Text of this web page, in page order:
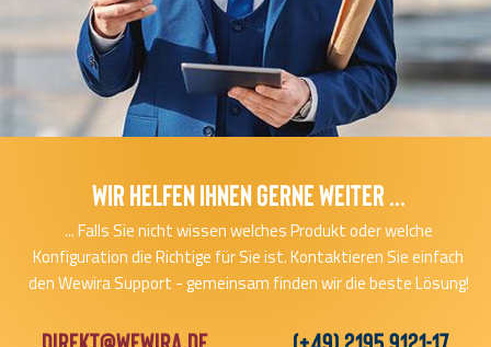
Wir helfen Ihnen gerne Weiter ...
... Falls Sie nicht wissen welches Produkt oder welche
Konfiguration die Richtige für Sie ist. Kontaktieren Sie einfach
den Wewira Support - gemeinsam finden wir die beste Lösung!